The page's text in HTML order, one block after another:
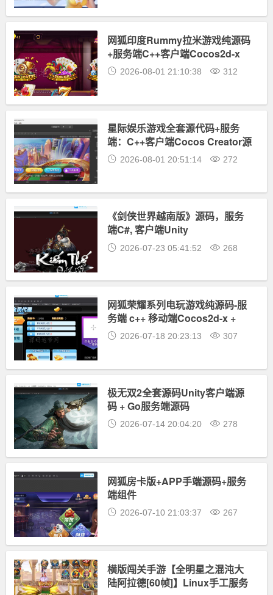
网狐印度Rummy拉米游戏纯源码
+服务端C++客户端Cocos2d-x
2026-08-01 21:10:38 312
星际娱乐游戏全套源代码+服务
端：C++客户端Cocos Creator源
码 2026-08-01 20:51:14 272
《剑侠世界越南版》源码，服务
端C#, 客户端Unity
2026-07-23 05:41:52 268
网狐荣耀系列电玩游戏纯源码-服
务端 c++ 移动端Cocos2d-x +
Lua2026-07-18 20:23:13 307
极无双2全套源码Unity客户端源
码 + Go服务端源码
2026-07-14 20:04:20 278
网狐房卡版+APP手端源码+服务
端组件
2026-07-10 21:03:37 267
横版闯关手游【全明星之混沌大
陆阿拉德[60帧]】Linux手工服务